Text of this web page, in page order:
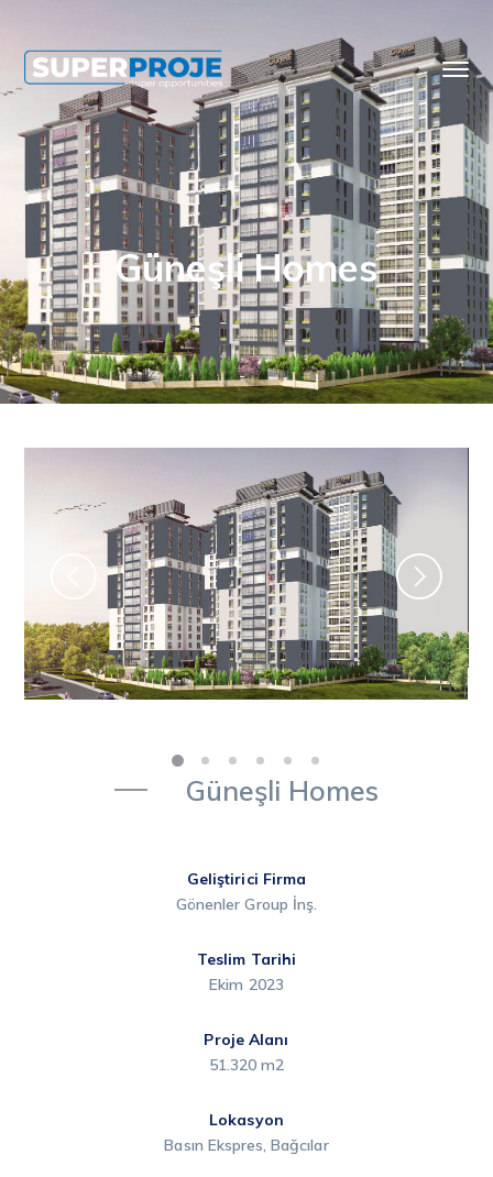
Güneşli Homes
Güneşli Homes
Geliştirici Firma
Gönenler Group İnş.
Teslim Tarihi
Ekim 2023
Proje Alanı
51.320 m2
Lokasyon
Basın Ekspres, Bağcılar